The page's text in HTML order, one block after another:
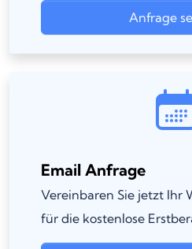
Anfrage
Email Anfrage
Vereinbaren Sie jetzt Ihr
für die kostenlose